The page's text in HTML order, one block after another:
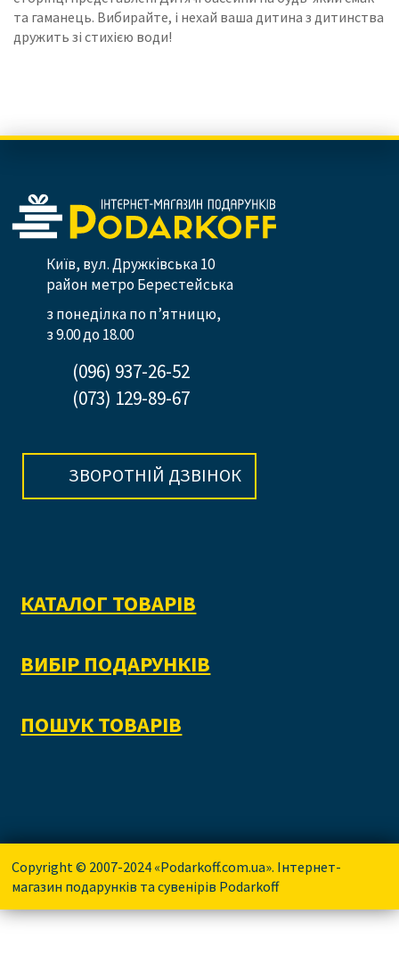
та гаманець. Вибирайте, і нехай ваша дитина з дитинства
дружить зі стихією води!
Київ, вул. Дружківська 10
район метро Берестейська
з понеділка по п’ятницю,
з 9.00 до 18.00
(096) 937-26-52
(073) 129-89-67
ЗВОРОТНІЙ ДЗВІНОК
КАТАЛОГ ТОВАРІВ
ВИБІР ПОДАРУНКІВ
ПОШУК ТОВАРІВ
Copyright © 2007-2024 «Podarkoff.com.ua». Інтернет-
магазин подарунків та сувенірів Podarkoff